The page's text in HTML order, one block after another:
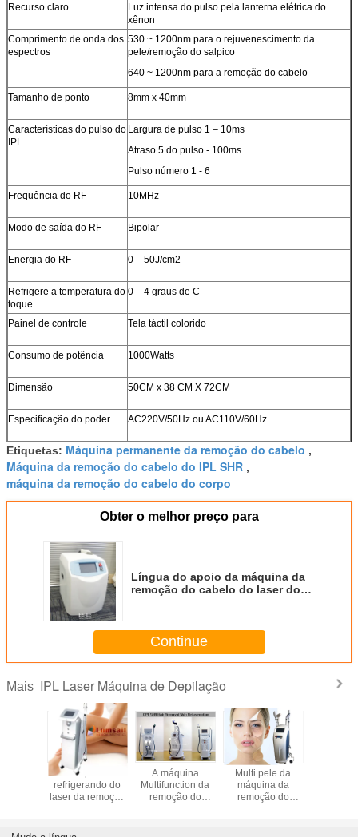
Recurso claro
Luz intensa do pulso pela lanterna elétrica do
xênon
Comprimento de onda dos
espectros
530 ~ 1200nm para o rejuvenescimento da
pele/remoção do salpico
640 ~ 1200nm para a remoção do cabelo
Tamanho de ponto 8mm x 40mm
Características do pulso do
IPL
Largura de pulso 1 – 10ms
Atraso 5 do pulso - 100ms
Pulso número 1 - 6
Frequência do RF 10MHz
Modo de saída do RF Bipolar
Energia do RF 0 – 50J/cm2
Refrigere a temperatura do
toque
0 – 4 graus de C
Painel de controle Tela táctil colorido
Consumo de potência 1000Watts
Dimensão 50CM x 38 CM X 72CM
Especificação do poder AC220V/50Hz ou AC110V/60Hz
Etiquetas: Máquina permanente da remoção do cabelo ,
Máquina da remoção do cabelo do IPL SHR ,
máquina da remoção do cabelo do corpo
Obter o melhor preço para
Língua do apoio da máquina da
remoção do cabelo do laser do
Continue
Mais IPL Laser Máquina de Depilação
Máquina
refrigerando do
laser da remoção
da pele do gelo
A máquina
Multifunction da
remoção do
Multi pele da
máquina da
remoção do